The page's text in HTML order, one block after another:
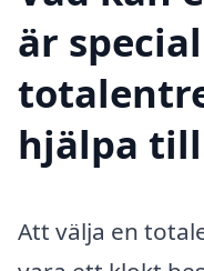
är
hjälpa till
Att välja en